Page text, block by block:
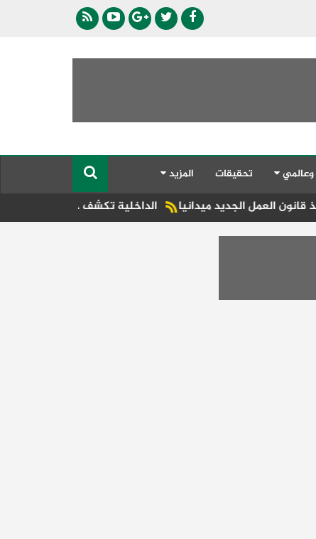
تحقيقات المزيد
الداخلية تكشف حقيقة ادعاءات سيدة ضد ميدانيا